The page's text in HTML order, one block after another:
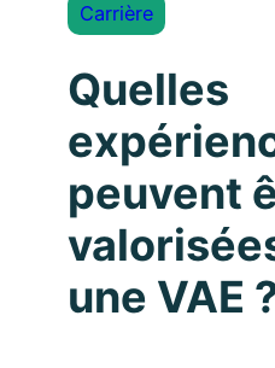
Carrière
Quelles
peuvent
une VAE